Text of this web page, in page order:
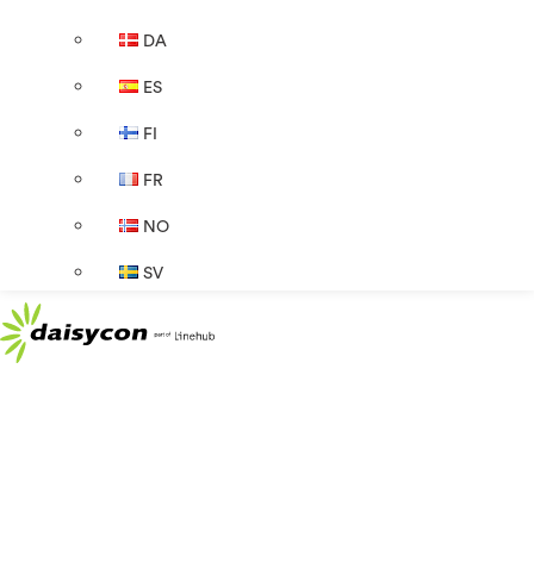
DA
ES
FI
FR
NO
SV